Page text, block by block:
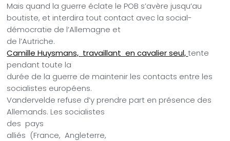
Mais quand la guerre éclate le POB s’avère jusqu’au
boutiste, et interdira tout contact avec la social-
démocratie de l’Allemagne et
de l’Autriche.
Camille Huysmans, travaillant en cavalier seul,tente
pendant toute la
durée de la guerre de maintenir les contacts entre les
socialistes européens.
Vandervelde refuse d’y prendre part en présence des
Allemands. Les socialistes
des pays
alliés (France, Angleterre,